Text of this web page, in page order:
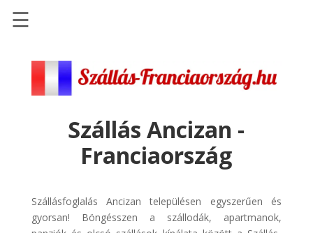
Szállások
Repülőjegy
pénzvisszatérítéssel
Discover
☰
Szállás Ancizan -
Franciaország
Szállásfoglalás Ancizan településen egyszerűen és
gyorsan! Böngésszen a szállodák, apartmanok,